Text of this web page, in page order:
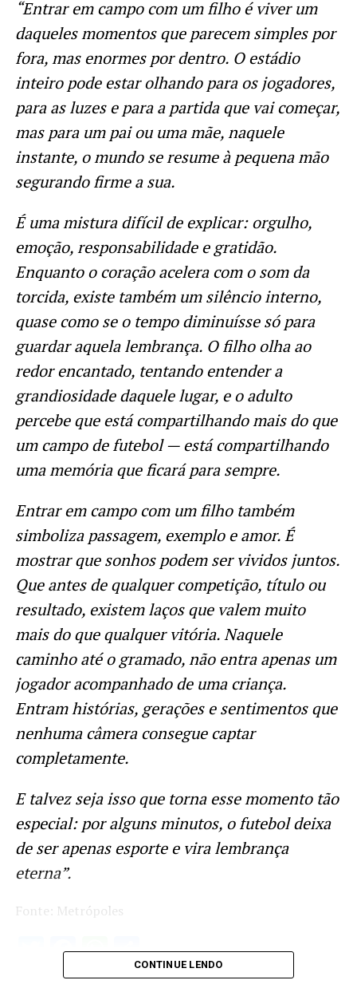
“Entrar em campo com um filho é viver um
daqueles momentos que parecem simples por
fora, mas enormes por dentro. O estádio
inteiro pode estar olhando para os jogadores,
para as luzes e para a partida que vai começar,
mas para um pai ou uma mãe, naquele
instante, o mundo se resume à pequena mão
segurando firme a sua.
É uma mistura difícil de explicar: orgulho,
emoção, responsabilidade e gratidão.
Enquanto o coração acelera com o som da
torcida, existe também um silêncio interno,
quase como se o tempo diminuísse só para
guardar aquela lembrança. O filho olha ao
redor encantado, tentando entender a
grandiosidade daquele lugar, e o adulto
percebe que está compartilhando mais do que
um campo de futebol — está compartilhando
uma memória que ficará para sempre.
Entrar em campo com um filho também
simboliza passagem, exemplo e amor. É
mostrar que sonhos podem ser vividos juntos.
Que antes de qualquer competição, título ou
resultado, existem laços que valem muito
mais do que qualquer vitória. Naquele
caminho até o gramado, não entra apenas um
jogador acompanhado de uma criança.
Entram histórias, gerações e sentimentos que
nenhuma câmera consegue captar
completamente.
E talvez seja isso que torna esse momento tão
especial: por alguns minutos, o futebol deixa
de ser apenas esporte e vira lembrança
eterna”.
Fonte: Metrópoles
Twitter
Facebook
WhatsApp
Share
CONTINUE LENDO